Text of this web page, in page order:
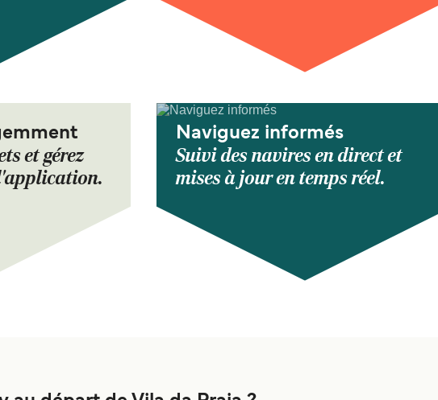
et gérez
Naviguez informés
Suivi des navires en direct et
mises à jour en temps réel.